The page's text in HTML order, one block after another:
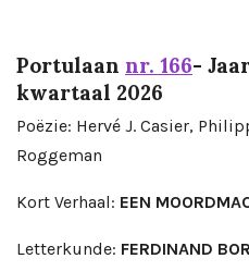
Portulaan nr. 166-
kwartaal 2026
Poëzie: Hervé J. Casier,
Roggeman
Kort Verhaal: EEN
Letterkunde: FERDINAND